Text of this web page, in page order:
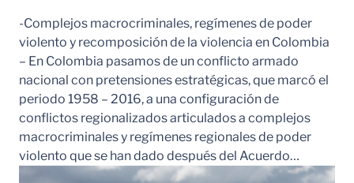
-Complejos macrocriminales, regímenes de poder
violento y recomposición de la violencia en Colombia
– En Colombia pasamos de un conflicto armado
nacional con pretensiones estratégicas, que marcó el
periodo 1958 – 2016, a una configuración de
conflictos regionalizados articulados a complejos
macrocriminales y regímenes regionales de poder
violento que se han dado después del Acuerdo…